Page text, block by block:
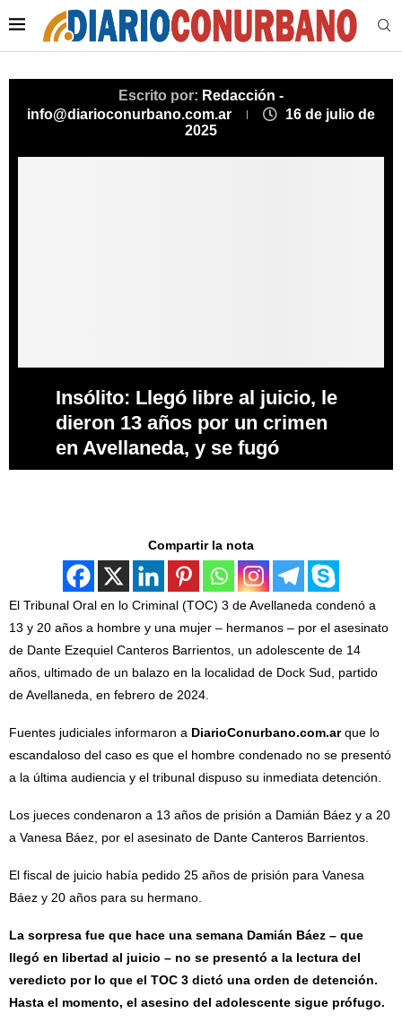
Escrito por: Redacción -
info@diarioconurbano.com.ar
16 de julio de
2025
Insólito: Llegó libre al juicio, le
dieron 13 años por un crimen
en Avellaneda, y se fugó
Compartir la nota
El Tribunal Oral en lo Criminal (TOC) 3 de Avellaneda condenó a
13 y 20 años a hombre y una mujer – hermanos – por el asesinato
de Dante Ezequiel Canteros Barrientos, un adolescente de 14
años, ultimado de un balazo en la localidad de Dock Sud, partido
de Avellaneda, en febrero de 2024.
Fuentes judiciales informaron a DiarioConurbano.com.arque lo
escandaloso del caso es que el hombre condenado no se presentó
a la última audiencia y el tribunal dispuso su inmediata detención.
Los jueces condenaron a 13 años de prisión a Damián Báez y a 20
a Vanesa Báez, por el asesinato de Dante Canteros Barrientos.
El fiscal de juicio había pedido 25 años de prisión para Vanesa
Báez y 20 años para su hermano.
La sorpresa fue que hace una semana Damián Báez – que
llegó en libertad al juicio – no se presentó a la lectura del
veredicto por lo que el TOC 3 dictó una orden de detención.
Hasta el momento, el asesino del adolescente sigue prófugo.